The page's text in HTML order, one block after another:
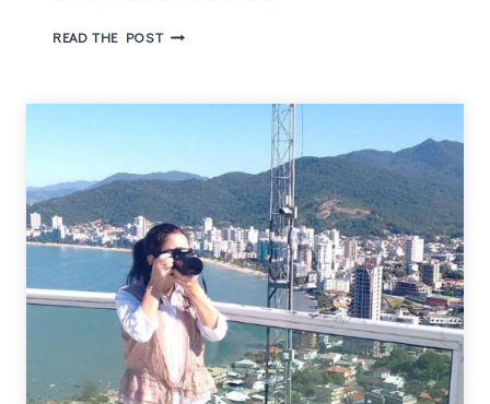
READ THE POST20º
PASSEIO